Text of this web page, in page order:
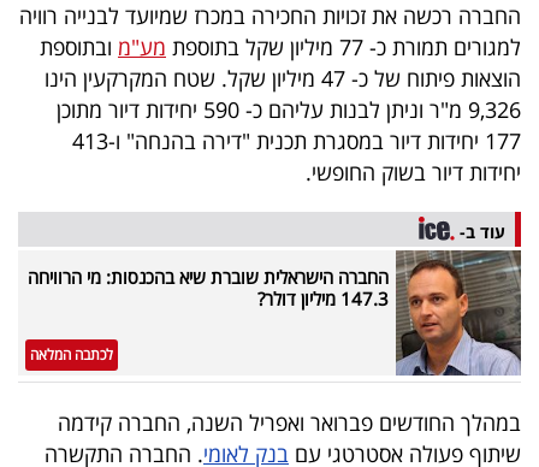
עקבו
אחרינו:
החברה רכשה את זכויות החכירה במכרז שמיועד לבנייה רוויה
למגורים תמורת כ- 77 מיליון שקל בתוספת
מע"מ ובתוספת
הוצאות פיתוח של כ- 47 מיליון שקל. שטח המקרקעין הינו
9,326 מ"ר וניתן לבנות עליהם כ- 590 יחידות דיור מתוכן
177 יחידות דיור במסגרת תכנית "דירה בהנחה" ו-413
יחידות דיור בשוק החופשי.
עוד ב-
החברה הישראלית שוברת שיא בהכנסות: מי הרוויחה
147.3 מיליון דולר?
לכתבה המלאה
במהלך החודשים פברואר ואפריל השנה, החברה קידמה
שיתוף פעולה אסטרטגי עם בנק לאומי. החברה התקשרה